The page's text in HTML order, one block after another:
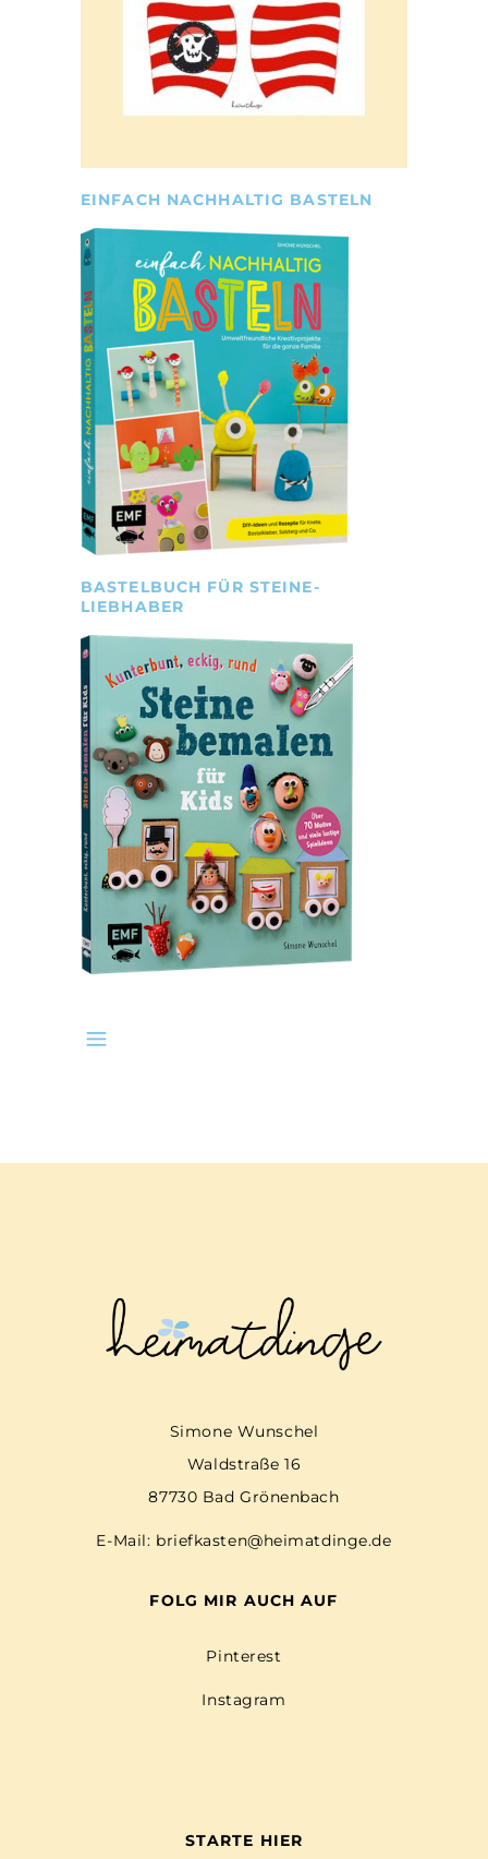
EINFACH NACHHALTIG BASTELN
BASTELBUCH FÜR STEINE-
LIEBHABER
Simone Wunschel
Waldstraße 16
87730 Bad Grönenbach
E-Mail: briefkasten@heimatdinge.de
FOLG MIR AUCH AUF
Pinterest
Instagram
STARTE HIER